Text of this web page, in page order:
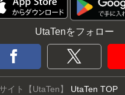
UtaTenをフォロー
イト【UtaTen】 UtaTen TOP